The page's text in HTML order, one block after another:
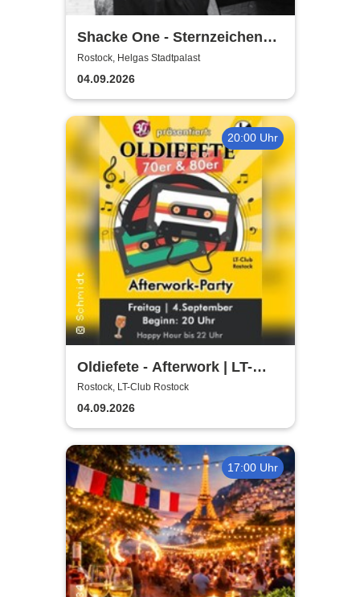
Shacke One - Sternzeichen
Boss Tour
Rostock, Helgas Stadtpalast
04.09.2026
20:00 Uhr
Oldiefete - Afterwork | LT-
Club Rostock
Rostock, LT-Club Rostock
04.09.2026
17:00 Uhr